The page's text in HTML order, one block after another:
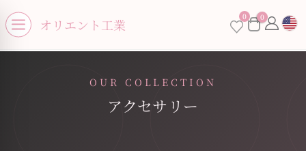
Open menu
オリエント工業 0 0
menu
OUR COLLECTION
アクセサリー